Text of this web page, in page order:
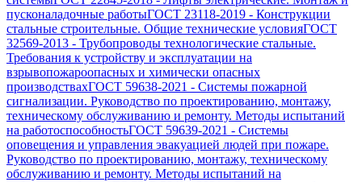
пусконаладочные работыГОСТ 23118-2019 - Конструкции
стальные строительные. Общие технические условияГОСТ
32569-2013 - Трубопроводы технологические стальные.
Требования к устройству и эксплуатации на
взрывопожароопасных и химически опасных
производствахГОСТ 59638-2021 - Системы пожарной
сигнализации. Руководство по проектированию, монтажу,
техническому обслуживанию и ремонту. Методы испытаний
на работоспособностьГОСТ 59639-2021 - Системы
оповещения и управления эвакуацией людей при пожаре.
Руководство по проектированию, монтажу, техническому
обслуживанию и ремонту. Методы испытаний на